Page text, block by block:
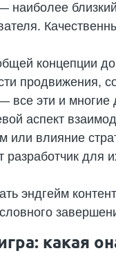
наиболее
концепции
продвижения,
все эти и
аспект
или влияние
разработчик для
эндгейм
какая